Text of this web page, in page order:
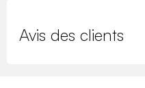
Avis des clients